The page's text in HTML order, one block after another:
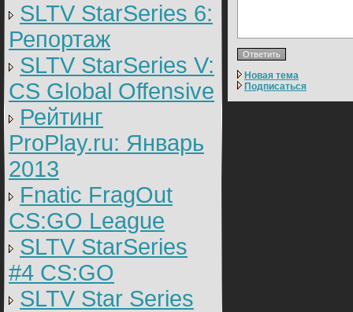
SLTV StarSeries 6:
Репортаж
SLTV StarSeries V:
CS Global Offensive
Рейтинг
ProPlay.ru: Январь
2013
Fnatic FragOut
CS:GO League
SLTV StarSeries
#4 CS:GO
SLTV Star Series
Новая тема
Подписаться